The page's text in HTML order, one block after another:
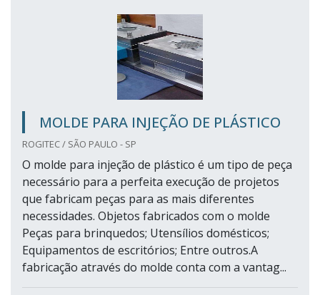
MOLDE PARA INJEÇÃO DE PLÁSTICO
ROGITEC / SÃO PAULO - SP
O molde para injeção de plástico é um tipo de peça
necessário para a perfeita execução de projetos
que fabricam peças para as mais diferentes
necessidades. Objetos fabricados com o molde
Peças para brinquedos; Utensílios domésticos;
Equipamentos de escritórios; Entre outros.A
fabricação através do molde conta com a vantag...